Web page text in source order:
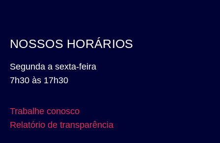
NOSSOS HORÁRIOS
Segunda a sexta-feira
7h30 às 17h30
Trabalhe conosco
Relatório de transparência